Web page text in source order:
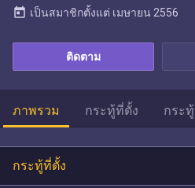
ติดตาม
today เป็นสมาชิกตั้งแต่ เมษายน 2556
ภาพรวม กระทู้ที่ตั้ง กระ
กระทู้ที่ตั้ง